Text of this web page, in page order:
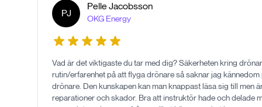
Praktisk flygning (kurser på plats)
Den andra halvan av dagen består av flygträning utomhus då du
närliggande fält kommer du att tillsammans med din instruktör
appens olika funktioner samt start- och landningsförfarande.
mönster och enklare precisionsflygningar.
Självstudier
PJ
Pelle Jacobsson
OKG Energy
Vad är det viktigaste du tar med dig? Säkerheten kring
rutin/erfarenhet på att flyga drönare så saknar jag
drönare. Den kunskapen kan man knappast läsa sig till men
reparationer och skador. Bra att instruktör hade och delade